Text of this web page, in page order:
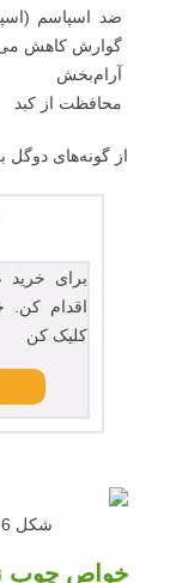
ضد اسپاسم
گوارش کاهش
آرام‌بخش
محافظت از کبد
از گونه‌های
برای
اقدام کن.
کلیک کن
شکل 6- خواص درمانی گل‌های نمدار
خواص چوب